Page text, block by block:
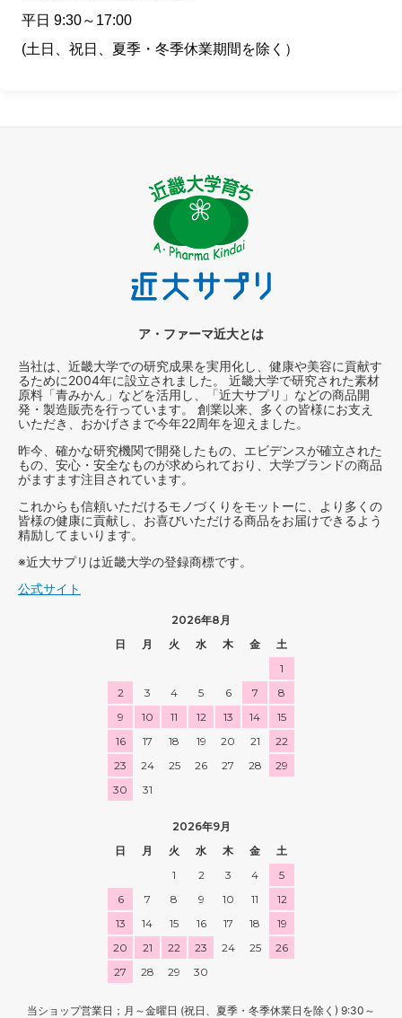
平日 9:30～17:00
(土日、祝日、夏季・冬季休業期間を除く）
ア・ファーマ近大とは
当社は、近畿大学での研究成果を実用化し、健康や美容に貢献す
るために2004年に設立されました。 近畿大学で研究された素材
原料「青みかん」などを活用し、「近大サプリ」などの商品開
発・製造販売を行っています。 創業以来、多くの皆様にお支え
いただき、おかげさまで今年22周年を迎えました。
昨今、確かな研究機関で開発したもの、エビデンスが確立された
もの、安心・安全なものが求められており、大学ブランドの商品
がますます注目されています。
これからも信頼いただけるモノづくりをモットーに、より多くの
皆様の健康に貢献し、お喜びいただける商品をお届けできるよう
精励してまいります。
※近大サプリは近畿大学の登録商標です。
公式サイト
2026年8月
日
月 火 水 木 金
土
1
2
3 4 5 6 7
8
9
10 11 12 13 14
15
16
17 18 19 20 21
22
23
24 25 26 27 28
29
30
31
2026年9月
日
月 火 水 木 金
土
1
2 3 4
5
6
7 8 9 10 11
12
13
14 15 16 17 18
19
20
21 22 23 24 25
26
27
28 29 30
当ショップ営業日；月～金曜日 (祝日、夏季・冬季休業日を除く) 9:30～